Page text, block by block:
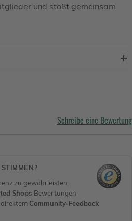
und stoßt gemeinsam
Schreibe eine Bewertung
zu gewährleisten,
Shops Bewertungen
Community-Feedback